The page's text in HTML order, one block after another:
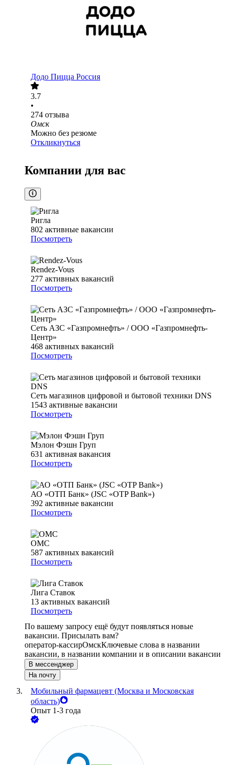
Додо Пицца Россия
3.7
•
274 отзыва
Омск
Можно без резюме
Откликнуться
Компании для вас
Ригла
802 активные вакансии
Посмотреть
Rendez-Vous
277 активных вакансий
Посмотреть
Сеть АЗС «Газпромнефть» / ООО «Газпромнефть-
Центр»
468 активных вакансий
Посмотреть
Сеть магазинов цифровой и бытовой техники DNS
1543 активные вакансии
Посмотреть
Мэлон Фэшн Груп
631 активная вакансия
Посмотреть
АО «ОТП Банк» (JSC «OTP Bank»)
392 активные вакансии
Посмотреть
ОМС
587 активных вакансий
Посмотреть
Лига Ставок
13 активных вакансий
Посмотреть
По вашему запросу ещё будут появляться новые
вакансии. Присылать вам?
оператор-кассирОмскКлючевые слова в названии
вакансии, в названии компании и в описании вакансии
В мессенджер
На почту
Мобильный фармацевт (Москва и Московская
область)
Опыт 1-3 года